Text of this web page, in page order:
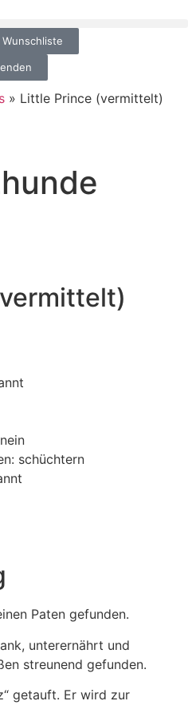
» Little Prince (vermittelt)
schüchtern
Paten gefunden.
unterernährt und
streunend gefunden.
getauft. Er wird zur